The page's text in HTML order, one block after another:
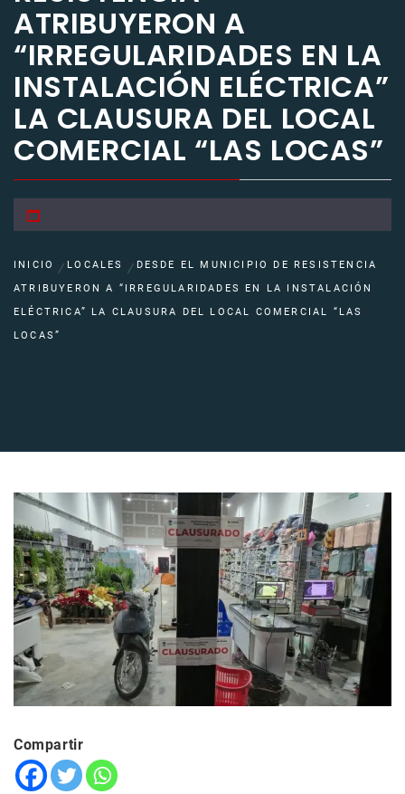
ATRIBUYERON A
“IRREGULARIDADES EN LA
INSTALACIÓN ELÉCTRICA”
LA CLAUSURA DEL LOCAL
COMERCIAL “LAS LOCAS”
INICIO LOCALES
DESDE EL MUNICIPIO DE RESISTENCIA
ATRIBUYERON A “IRREGULARIDADES EN LA INSTALACIÓN
ELÉCTRICA” LA CLAUSURA DEL LOCAL COMERCIAL “LAS
LOCAS”
Compartir